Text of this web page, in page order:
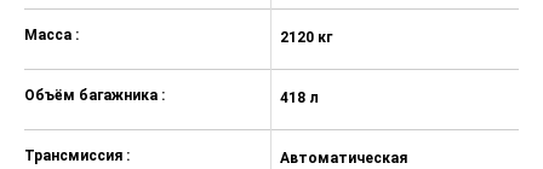
интегрированный в потолочную
Индивидуальная светодиодная
подсветка для пассажиров
Масса :
Объём багажника :
Трансмиссия :
2120 кг
418 л
Автоматическая